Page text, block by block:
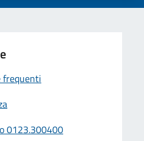
frequenti
0123.300400